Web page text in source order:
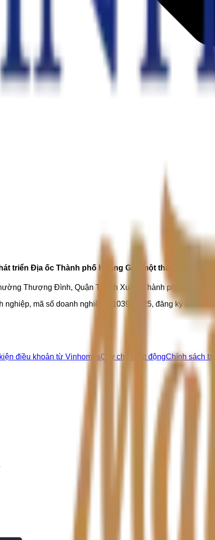
triển Địa ốc Thành phố Hoàng Gia (một thành viên
Thượng Đình, Quận Thanh Xuân, Thành phố Hà Nội,
nghiệp, mã số doanh nghiệp: 0103970225, đăng ký lần
điều khoản từ VinhomesQuy chế hoạt độngChính sách